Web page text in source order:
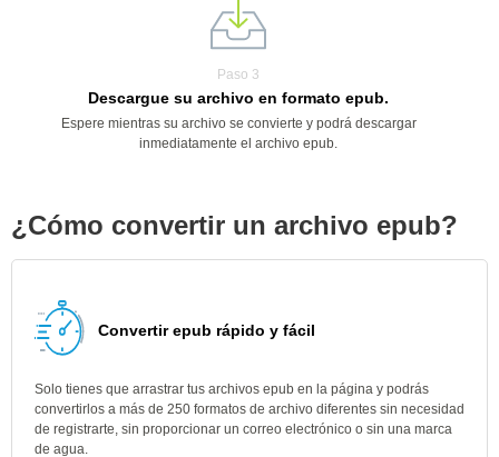
Paso 3
Descargue su archivo en formato epub.
Espere mientras su archivo se convierte y podrá descargar
inmediatamente el archivo epub.
¿Cómo convertir un archivo epub?
Convertir epub rápido y fácil
Solo tienes que arrastrar tus archivos epub en la página y podrás
convertirlos a más de 250 formatos de archivo diferentes sin necesidad
de registrarte, sin proporcionar un correo electrónico o sin una marca
de agua.